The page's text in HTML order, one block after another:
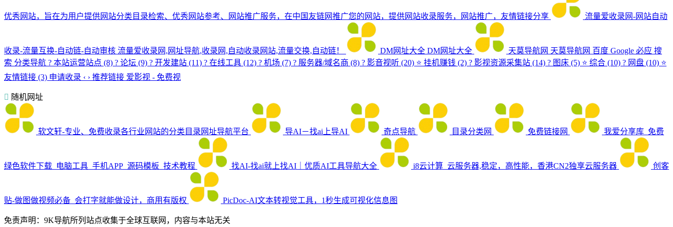
优秀网站，旨在为用户提供网站分类目录检索、优秀网站参考、网站推广服务，在中国友链网推广您的网站，提供网站收录服务，网站推广，友情链接分享 流量爱收录网-网站自动
收录-流量互换-自动链-自动审核 流量爱收录网,网址导航,收录网,自动收录网站,流量交换,自动链！ DM网址大全 DM网址大全 天莫导航网 天莫导航网 百度 Google 必应 搜
索 分类导航 ? 本站运营站点 (8) ? 论坛 (9) ? 开发建站 (11) ?️ 在线工具 (12) ? 机场 (7) ?️ 服务器/域名商 (8) ? 影音视听 (20) ⭐ 挂机赚钱 (2) ? 影视资源采集站 (14) ? 图床 (5) ⭐ 综合 (10) ? 网盘 (10) ⭐
友情链接 (3) 申请收录 ‹ › 推荐链接 爱影视 - 免费视
随机网址
软文轩-专业、免费收录各行业网站的分类目录网址导航平台 导AI－找ai上导AI 奇点导航 目录分类网 免费链接网 我爱分享库_免费
绿色软件下载_电脑工具_手机APP_源码模板_技术教程 找AI-找ai就上找AI｜优质AI工具导航大全 i8云计算_云服务器,稳定，高性能，香港CN2独享云服务器 创客
贴-做图做视频必备_会打字就能做设计，商用有版权 PicDoc-AI文本转视觉工具，1秒生成可视化信息图
免责声明：9K导航所列站点收集于全球互联网，内容与本站无关